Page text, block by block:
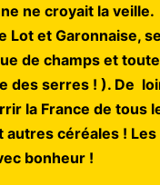
ne croyait la veille.
Lot et Garonnaise,
de champs et
serres ! ). De
la France de tous
autres céréales !
bonheur !